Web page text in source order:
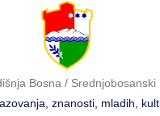
Bosna / Srednjobosanski
znanosti, mladih,